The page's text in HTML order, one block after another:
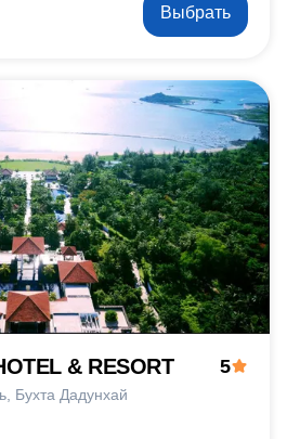
Выбрать
& RESORT
Бухта Дадунхай
5